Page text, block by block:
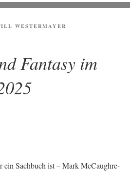
WESTERMAYER
Fantasy im
ein Sach­buch ist – Mark McCau­gh­re­